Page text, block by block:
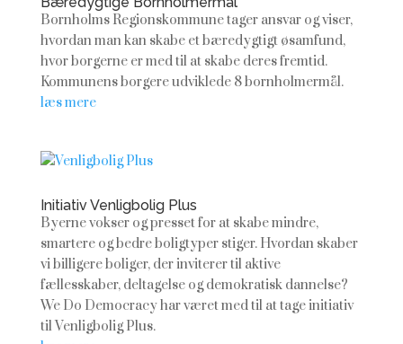
Bornholms Regionskommune tager ansvar og viser,
hvordan man kan skabe et bæredygtigt øsamfund,
hvor borgerne er med til at skabe deres fremtid.
Kommunens borgere udviklede 8 bornholmermål.
læs mere
Venligbolig Plus
Byerne vokser og presset for at skabe mindre,
smartere og bedre boligtyper stiger. Hvordan skaber
vi billigere boliger, der inviterer til aktive
fællesskaber, deltagelse og demokratisk dannelse?
We Do Democracy har været med til at tage initiativ
til Venligbolig Plus.